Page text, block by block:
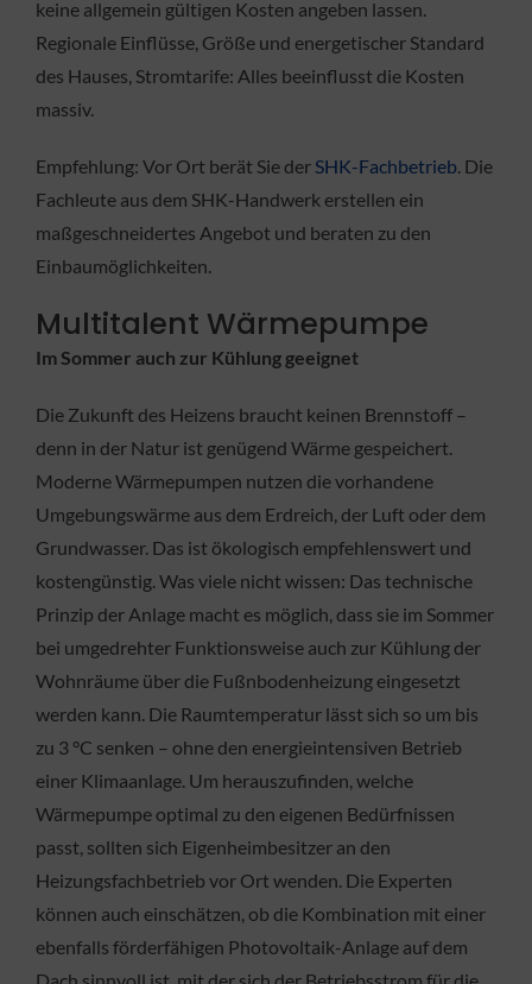
keine allgemein gültigen Kosten angeben lassen.
Regionale Einflüsse, Größe und energetischer Standard
des Hauses, Stromtarife: Alles beeinflusst die Kosten
massiv.
Empfehlung: Vor Ort berät Sie derSHK-Fachbetrieb. Die
Fachleute aus dem SHK-Handwerk erstellen ein
maßgeschneidertes Angebot und beraten zu den
Einbaumöglichkeiten.
Multitalent Wärmepumpe
Im Sommer auch zur Kühlung geeignet
Die Zukunft des Heizens braucht keinen Brennstoff –
denn in der Natur ist genügend Wärme gespeichert.
Moderne Wärmepumpen nutzen die vorhandene
Umgebungswärme aus dem Erdreich, der Luft oder dem
Grundwasser. Das ist ökologisch empfehlenswert und
kostengünstig. Was viele nicht wissen: Das technische
Prinzip der Anlage macht es möglich, dass sie im Sommer
bei umgedrehter Funktionsweise auch zur Kühlung der
Wohnräume über die Fußnbodenheizung eingesetzt
werden kann. Die Raumtemperatur lässt sich so um bis
zu 3 °C senken – ohne den energieintensiven Betrieb
einer Klimaanlage. Um herauszufinden, welche
Wärmepumpe optimal zu den eigenen Bedürfnissen
passt, sollten sich Eigenheimbesitzer an den
Heizungsfachbetrieb vor Ort wenden. Die Experten
können auch einschätzen, ob die Kombination mit einer
ebenfalls förderfähigen Photovoltaik-Anlage auf dem